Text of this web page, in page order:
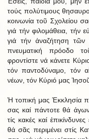
τούς πολύτιμους
κοινωνία τοῦ Σχολείου
γιά τήν φιλομάθεια, τήν
γιά τήν ἀναζήτηση
πνευματική πρόοδο
φροντἰστε νά κάνετε
τόν παντοδύναμο, τόν
νέων, τόν Κύριό μας
Ἡ τοπική μας Ἐκκλησία
σας καί πάντοτε θά
τίς κακές καί
θά σᾶς περιμένει στίς